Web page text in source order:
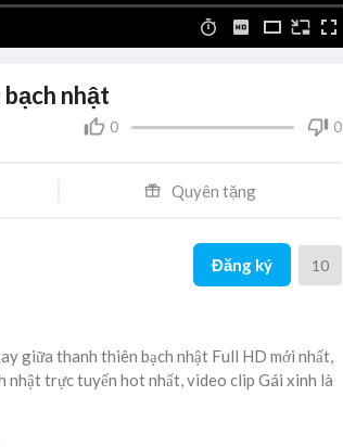
nhật
0 0
Quyên tặng
Đăng ký 10
giữa thanh thiên bạch nhật Full HD mới nhất,
nhật trực tuyến hot nhất, video clip Gái xinh là